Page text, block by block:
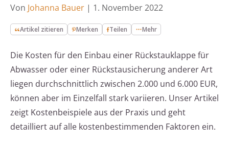
Von Johanna Bauer | 1. November 2022
Artikel zitieren Merken Teilen Mehr
Die Kosten für den Einbau einer Rückstauklappe für
Abwasser oder einer Rückstausicherung anderer Art
liegen durchschnittlich zwischen 2.000 und 6.000 EUR,
können aber im Einzelfall stark variieren. Unser Artikel
zeigt Kostenbeispiele aus der Praxis und geht
detailliert auf alle kostenbestimmenden Faktoren ein.